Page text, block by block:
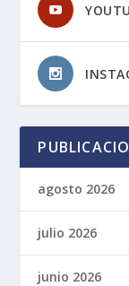
agosto 2026
julio 2026
junio 2026